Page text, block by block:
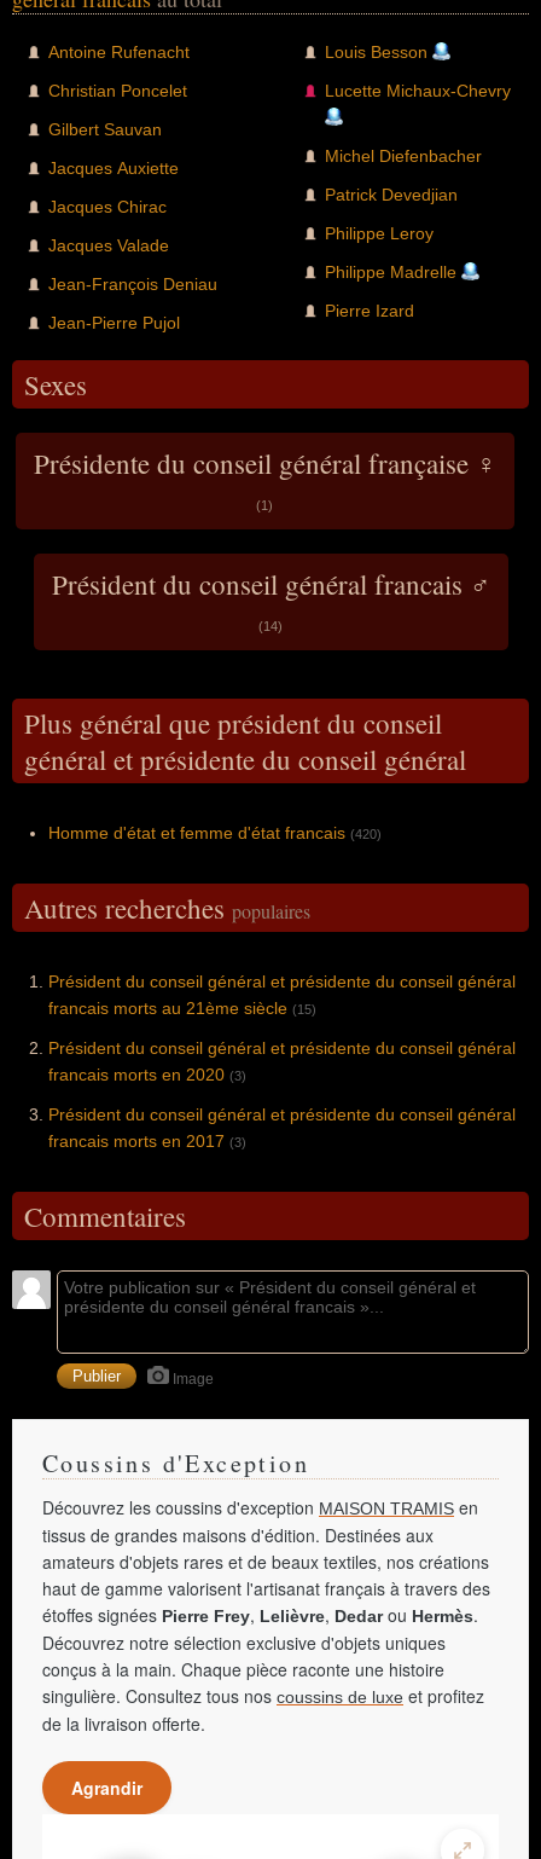
Antoine Rufenacht
Christian Poncelet
Gilbert Sauvan
Jacques Auxiette
Jacques Chirac
Jacques Valade
Jean-François Deniau
Jean-Pierre Pujol
Louis Besson
Lucette Michaux-Chevry
Michel Diefenbacher
Patrick Devedjian
Philippe Leroy
Philippe Madrelle
Pierre Izard
Sexes
Présidente du conseil général française ♀
(1)
Président du conseil général francais ♂
(14)
Plus général que président du conseil
général et présidente du conseil général
Homme d'état et femme d'état francais (420)
Autres recherches populaires
Président du conseil général et présidente du conseil général
francais morts au 21ème siècle (15)
Président du conseil général et présidente du conseil général
francais morts en 2020 (3)
Président du conseil général et présidente du conseil général
francais morts en 2017 (3)
Commentaires
Image
Coussins d'Exception
Découvrez les coussins d'exception MAISON TRAMIS en
tissus de grandes maisons d'édition. Destinées aux
amateurs d'objets rares et de beaux textiles, nos créations
haut de gamme valorisent l'artisanat français à travers des
étoffes signées Pierre Frey, Lelièvre, Dedarou Hermès.
Découvrez notre sélection exclusive d'objets uniques
conçus à la main. Chaque pièce raconte une histoire
singulière. Consultez tous nos coussins de luxe et profitez
de la livraison offerte.
Agrandir